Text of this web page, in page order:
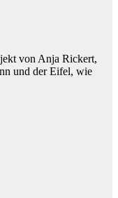
von Anja Rickert,
und der Eifel, wie